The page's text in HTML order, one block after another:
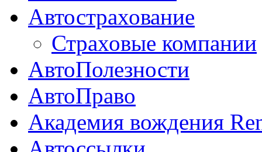
Автострахование
Страховые компании
АвтоПолезности
АвтоПраво
Академия вождения